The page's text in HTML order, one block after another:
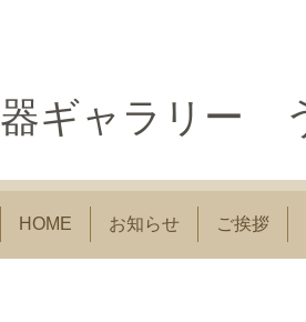
器ギャラリー
HOME お知らせ ご挨拶